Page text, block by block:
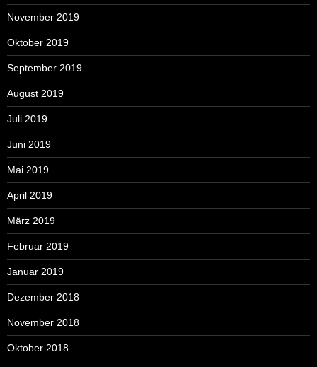
November 2019
Oktober 2019
September 2019
August 2019
Juli 2019
Juni 2019
Mai 2019
April 2019
März 2019
Februar 2019
Januar 2019
Dezember 2018
November 2018
Oktober 2018